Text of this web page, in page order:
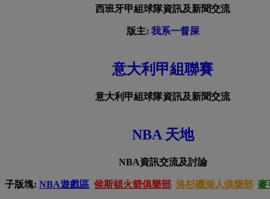
西班牙甲組球隊資訊及新聞交流
版主: 我系一督屎
意大利甲組聯賽
意大利甲組球隊資訊及新聞交流
NBA 天地
NBA資訊交流及討論
子版塊: NBA遊戲區 侯斯頓火箭俱樂部 洛杉磯湖人俱樂部 麥